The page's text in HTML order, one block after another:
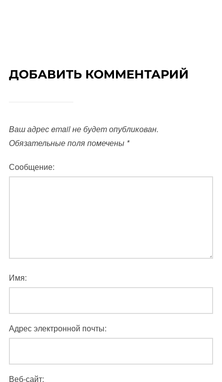
ДОБАВИТЬ КОММЕНТАРИЙ
Ваш адрес email не будет опубликован.
Обязательные поля помечены *
Сообщение:
Имя:
Адрес электронной почты:
Веб-сайт: